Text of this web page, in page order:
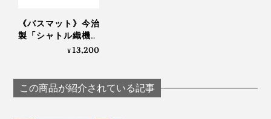
が反ってしまいます。
ペットや子どもがうっかりバスマットの上で粗相をして
たってしまった場合は、すぐに染み込まない泡タイプの
漂白剤をかけ、すぐに水で洗い流してください。表面上
《バスマット》今治
製「シャトル織機」
でゆっくり織った、
¥13,200
この商品が紹介されている記事